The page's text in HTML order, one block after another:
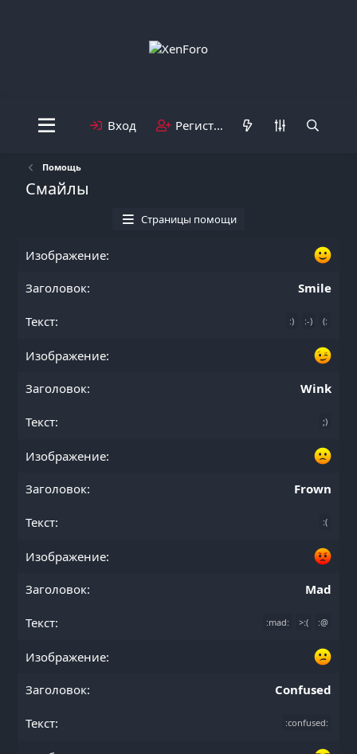
Вход Регистрация
Помощь
Смайлы
Страницы помощи
Smile
:) :-) (:
Wink
;)
Frown
:(
Mad
:mad: >:( :@
Confused
:confused: